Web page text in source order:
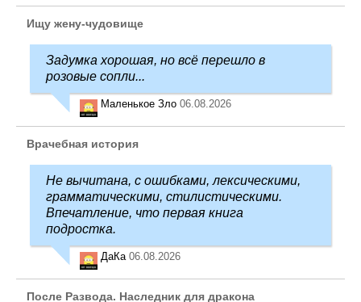
Ищу жену-чудовище
Задумка хорошая, но всё перешло в
розовые сопли...
Маленькое Зло 06.08.2026
Врачебная история
Не вычитана, с ошибками, лексическими,
грамматическими, стилистическими.
Впечатление, что первая книга
подростка.
ДаКа 06.08.2026
После Развода. Наследник для дракона